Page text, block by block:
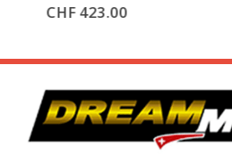
CHF423.00